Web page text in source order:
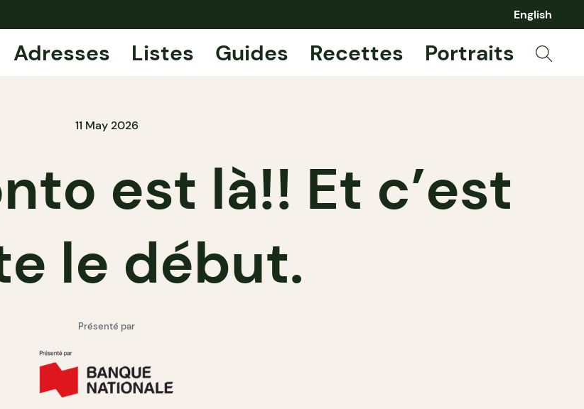
English
Adresses Listes Guides Recettes Portraits
11 May 2026
est là!! Et c’est
le début.
Présenté par